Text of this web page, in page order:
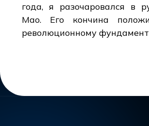
года, я разочаровался в
Мао. Его кончина
революционному